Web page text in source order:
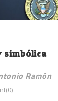
simbólica
Ramón